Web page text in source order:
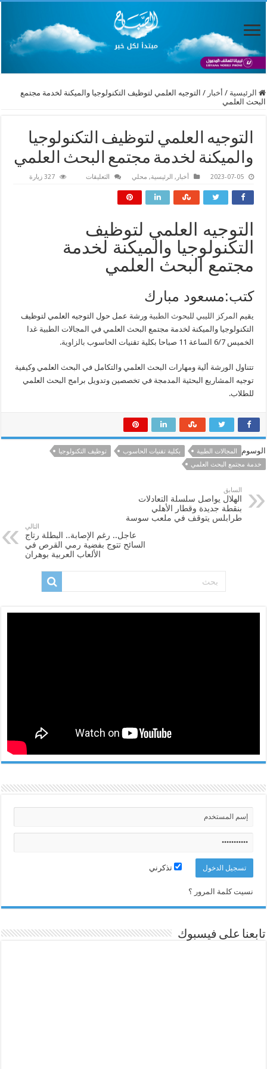
الرئيسية / أخبار / التوجيه العلمي لتوظيف التكنولوجيا والميكنة لخدمة مجتمع
البحث العلمي
التوجيه العلمي لتوظيف التكنولوجيا
والميكنة لخدمة مجتمع البحث العلمي
2023-07-05 أخبار , الرئيسية, محلي التعليقات
العلمي
مغلقة
327 زيارة
التوجيه العلمي لتوظيف
التكنولوجيا والميكنة لخدمة
مجتمع البحث العلمي
كتب:مسعود مبارك
يقيم المركز الليبي للبحوث الطبية ورشة عمل حول التوجيه العلمي لتوظيف
التكنولوجيا والميكنة لخدمة مجتمع البحث العلمي في المجالات الطبية غدا
الخميس 6/7 الساعة 11 صباحا بكلية تقنيات الحاسوب
بالزاوية.
تتناول الورشة ألية ومهارات البحث العلمي والتكامل في البحث العلمي وكيفية
توجيه المشاريع البحثية المدمجة في تخصصين وتدويل برامج البحث العلمي
للطلاب.
الوسوم المجالات الطبية بكلية تقنيات الحاسوب
توظيف التكنولوجيا
خدمة مجتمع البحث العلمي
السابق
الهلال يواصل سلسلة التعادلات
بنقطة جديدة وقطار الأهلي
طرابلس يتوقف في ملعب سوسة
التالي
عاجل.. رغم الإصابة.. البطلة رتاج
السائح تتوج بفضية رمي القرص في
الألعاب العربية بوهران
تذكرني
نسيت كلمة المرور ؟
تابعنا على فيسبوك